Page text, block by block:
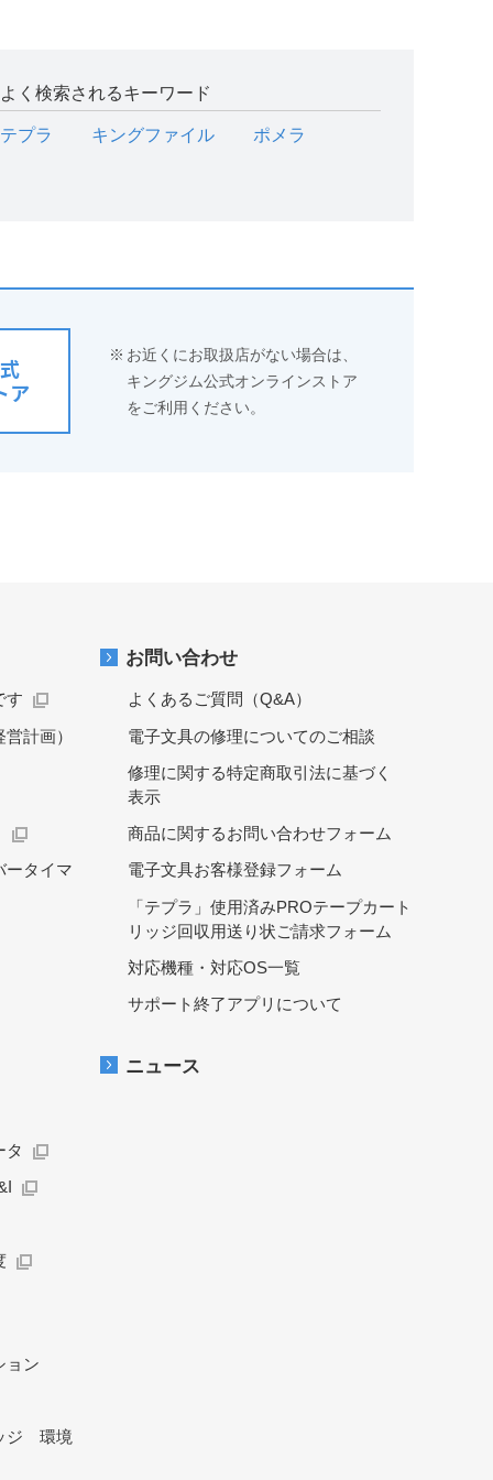
よく検索されるキーワード
テプラ キングファイル ポメラ
ア
※ お近くにお取扱店がない場合は、
キングジム公式オンラインストア
をご利用ください。
す
計画）
ータイマ
タ
ョン
ジ 環境
お問い合わせ
よくあるご質問（Q&A）
電子文具の修理についてのご相談
修理に関する特定商取引法に基づく
表示
商品に関するお問い合わせフォーム
電子文具お客様登録フォーム
「テプラ」使用済みPROテープカート
リッジ回収用送り状ご請求フォーム
対応機種・対応OS一覧
サポート終了アプリについて
ニュース